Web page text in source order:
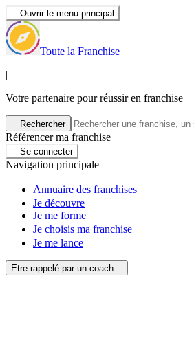
Ouvrir le menu principal
Toute la Franchise
|
Votre partenaire pour réussir en franchise
Rechercher
Référencer ma franchise
Se connecter
Navigation principale
Annuaire des franchises
Je découvre
Je me forme
Je choisis ma franchise
Je me lance
Etre rappelé par un coach